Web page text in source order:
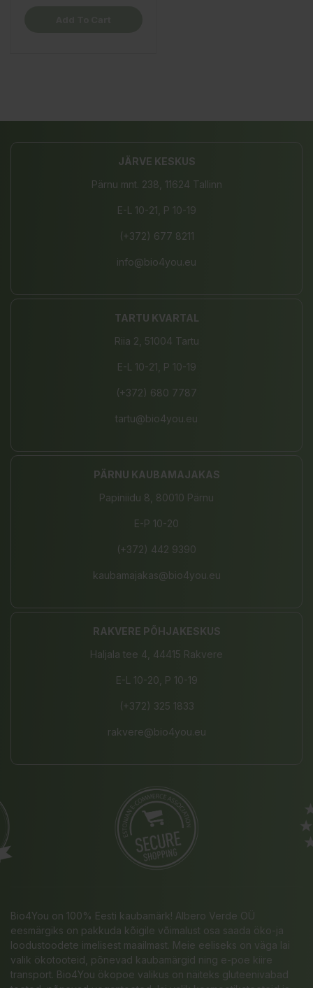
JÄRVE KESKUS
Pärnu mnt. 238, 11624 Tallinn
E-L 10-21, P 10-19
(+372) 677 8211
info@bio4you.eu
TARTU KVARTAL
Riia 2, 51004 Tartu
E-L 10-21, P 10-19
(+372) 680 7787
tartu@bio4you.eu
PÄRNU KAUBAMAJAKAS
Papiniidu 8, 80010 Pärnu
E-P 10-20
(+372) 442 9390
kaubamajakas@bio4you.eu
RAKVERE PÕHJAKESKUS
Haljala tee 4, 44415 Rakvere
E-L 10-20, P 10-19
(+372) 325 1833
rakvere@bio4you.eu
Bio4You on 100% Eesti kaubamärk! Albero Verde OÜ
eesmärgiks on pakkuda kõigile võimalust osa saada öko-ja
loodustoodete imelisest maailmast. Meie eeliseks on väga lai
valik ökotooteid, põnevad kaubamärgid ning e-poe kiire
transport. Bio4You ökopoe valikus on näiteks gluteenivabad